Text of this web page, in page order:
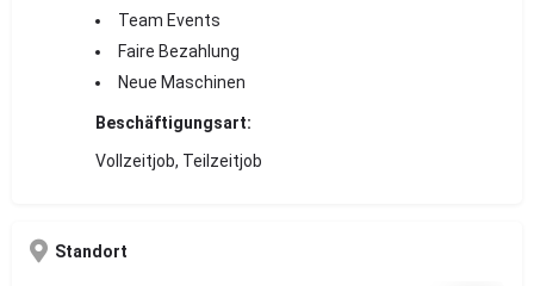
Team Events
Faire Bezahlung
Neue Maschinen
Beschäftigungsart:
Vollzeitjob, Teilzeitjob
Standort